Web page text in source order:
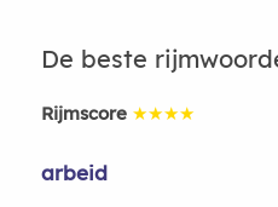
De beste
Rijmscore ★★★★
arbeid